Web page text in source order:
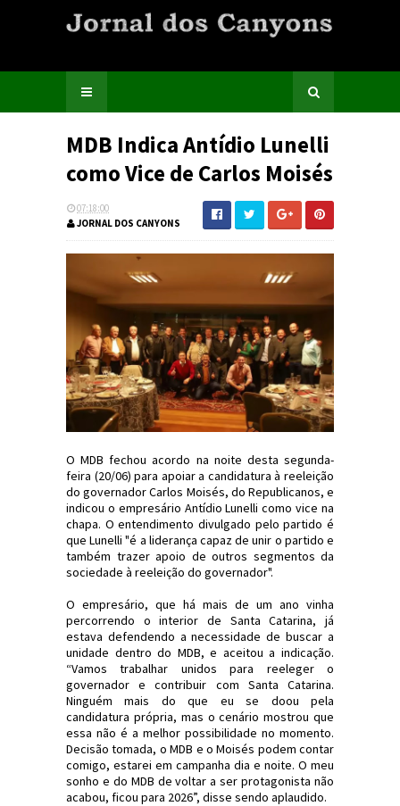
MDB Indica Antídio Lunelli
como Vice de Carlos Moisés
07:18:00
JORNAL DOS CANYONS
O MDB fechou acordo na noite desta segunda-
feira (20/06) para apoiar a candidatura à reeleição
do governador Carlos Moisés, do Republicanos, e
indicou o empresário Antídio Lunelli como vice na
chapa. O entendimento divulgado pelo partido é
que Lunelli "é a liderança capaz de unir o partido e
também trazer apoio de outros segmentos da
sociedade à reeleição do governador".
O empresário, que há mais de um ano vinha
percorrendo o interior de Santa Catarina, já
estava defendendo a necessidade de buscar a
unidade dentro do MDB, e aceitou a indicação.
“Vamos trabalhar unidos para reeleger o
governador e contribuir com Santa Catarina.
Ninguém mais do que eu se doou pela
candidatura própria, mas o cenário mostrou que
essa não é a melhor possibilidade no momento.
Decisão tomada, o MDB e o Moisés podem contar
comigo, estarei em campanha dia e noite. O meu
sonho e do MDB de voltar a ser protagonista não
acabou, ficou para 2026”, disse sendo aplaudido.